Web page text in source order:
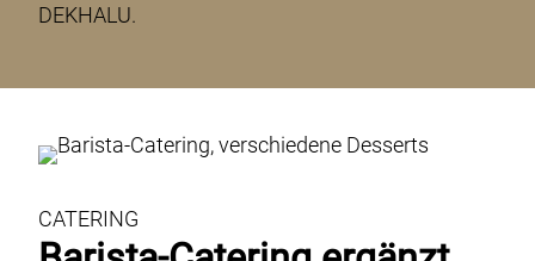
DEKHALU.
CATERING